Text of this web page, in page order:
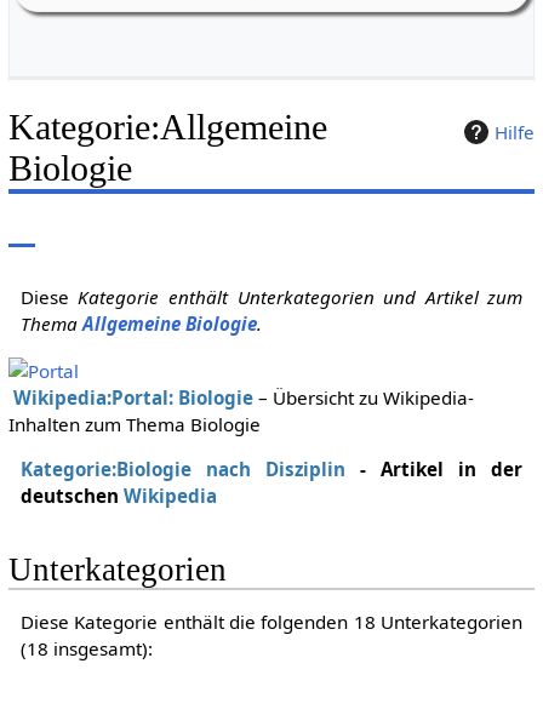
Hilfe
Kategorie:Allgemeine
Biologie
DieseKategorie enthält Unterkategorien und Artikel zum
ThemaAllgemeine Biologie.
Wikipedia:Portal: Biologie– Übersicht zu Wikipedia-
Inhalten zum Thema Biologie
Kategorie:Biologie nach Disziplin - Artikel in der
deutschen Wikipedia
Unterkategorien
Diese Kategorie enthält die folgenden 18 Unterkategorien
(18 insgesamt):